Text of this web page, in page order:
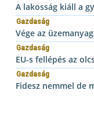
A lakosság kiáll a
Gazdaság
Vége az
Gazdaság
EU-s fellépés az
Gazdaság
Fidesz nemmel de